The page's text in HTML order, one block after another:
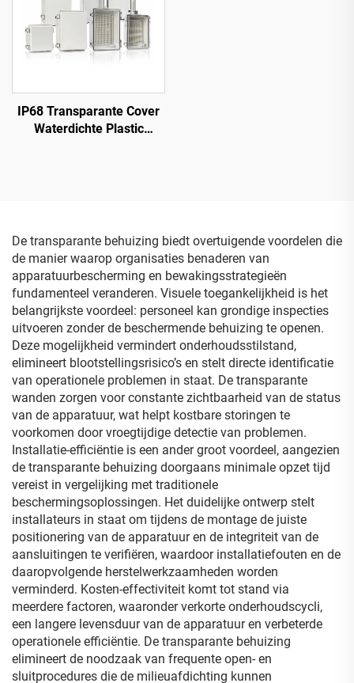
IP68 Transparante Cover
Waterdichte Plastic
De transparante behuizing biedt overtuigende voordelen die
de manier waarop organisaties benaderen van
apparatuurbescherming en bewakingsstrategieën
fundamenteel veranderen. Visuele toegankelijkheid is het
belangrijkste voordeel: personeel kan grondige inspecties
uitvoeren zonder de beschermende behuizing te openen.
Deze mogelijkheid vermindert onderhoudsstilstand,
elimineert blootstellingsrisico’s en stelt directe identificatie
van operationele problemen in staat. De transparante
wanden zorgen voor constante zichtbaarheid van de status
van de apparatuur, wat helpt kostbare storingen te
voorkomen door vroegtijdige detectie van problemen.
Installatie-efficiëntie is een ander groot voordeel, aangezien
de transparante behuizing doorgaans minimale opzet tijd
vereist in vergelijking met traditionele
beschermingsoplossingen. Het duidelijke ontwerp stelt
installateurs in staat om tijdens de montage de juiste
positionering van de apparatuur en de integriteit van de
aansluitingen te verifiëren, waardoor installatiefouten en de
daaropvolgende herstelwerkzaamheden worden
verminderd. Kosten-effectiviteit komt tot stand via
meerdere factoren, waaronder verkorte onderhoudscycli,
een langere levensduur van de apparatuur en verbeterde
operationele efficiëntie. De transparante behuizing
elimineert de noodzaak van frequente open- en
sluitprocedures die de milieuafdichting kunnen